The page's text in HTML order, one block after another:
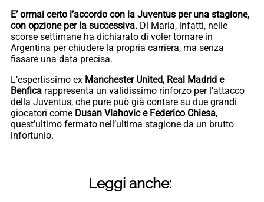
E’ ormai certo l’accordo con la Juventus per una stagione,
con opzione per la successiva. Di Maria, infatti, nelle
scorse settimane ha dichiarato di voler tornare in
Argentina per chiudere la propria carriera, ma senza
fissare una data precisa.
L’espertissimo ex Manchester United, Real Madrid e
Benfica rappresenta un validissimo rinforzo per l’attacco
della Juventus, che pure può già contare su due grandi
giocatori come Dusan Vlahovic e Federico Chiesa,
quest’ultimo fermato nell’ultima stagione da un brutto
infortunio.
Leggi anche: